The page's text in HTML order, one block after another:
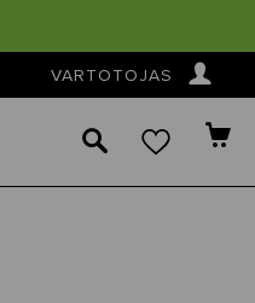
VARTOTOJAS 👤
🔎